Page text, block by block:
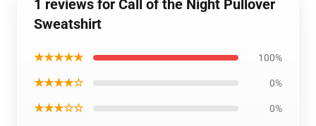
1 reviews for Call of the Night Pullover
Sweatshirt
★★★★★ 100%
★★★★☆ 0%
★★★☆☆ 0%